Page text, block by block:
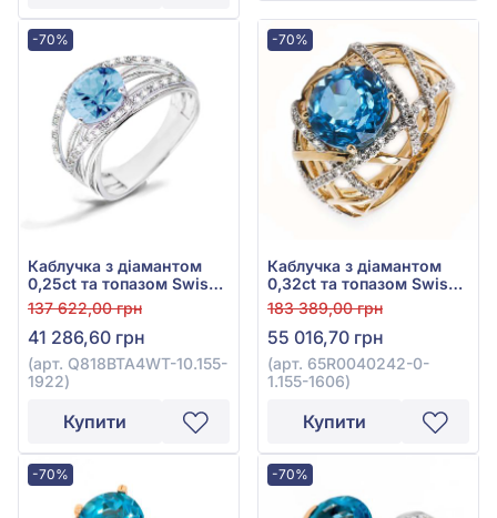
-70%
Каблучка з діамантом
0,25ct та топазом Swiss
Blue 2,63ct із білого
золота 585°, арт.
Q818BTA4WT-10.155-1922
137 622,00 грн
41 286,60 грн
(арт. Q818BTA4WT-10.155-
1922)
Купити
-70%
Каблучка з діамантом
0,32ct та топазом Swiss
Blue 5,03ct із червоного
золота 585°, арт.
65R0040242-0-1.155-
1606
183 389,00 грн
55 016,70 грн
(арт. 65R0040242-0-
1.155-1606)
Купити
-70% -70%